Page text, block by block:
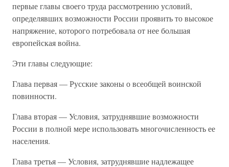
первые главы своего труда рассмотрению условий,
определявших возможности России проявить то высокое
напряжение, которого потребовала от нее большая
европейская война.
Эти главы следующие:
Глава первая — Русские законы о всеобщей воинской
повинности.
Глава вторая — Условия, затруднявшие возможности
России в полной мере использовать многочисленность ее
населения.
Глава третья — Условия, затруднявшие надлежащее